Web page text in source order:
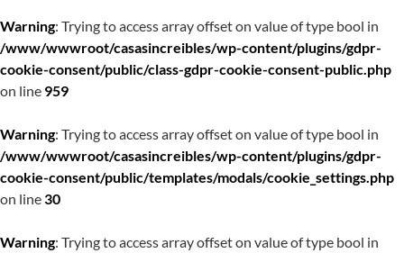
Warning: Trying to access array offset on value of type bool in
/www/wwwroot/casasincreibles/wp-content/plugins/gdpr-
cookie-consent/public/class-gdpr-cookie-consent-public.php
on line 959
Warning: Trying to access array offset on value of type bool in
/www/wwwroot/casasincreibles/wp-content/plugins/gdpr-
cookie-consent/public/templates/modals/cookie_settings.php
on line30
Warning: Trying to access array offset on value of type bool in